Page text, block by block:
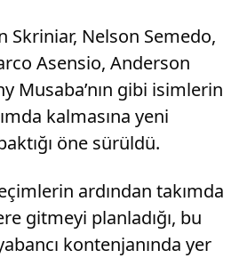
Skriniar, Nelson Semedo,
Asensio, Anderson
Musaba’nın gibi isimlerin
kalmasına yeni
öne sürüldü.
ardından takımda
gitmeyi planladığı, bu
kontenjanında yer